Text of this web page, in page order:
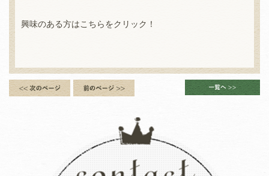
興味のある方はこちらをクリック！